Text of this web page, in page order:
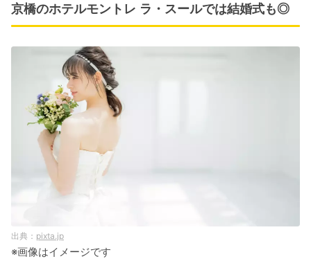
京橋のホテルモントレ ラ・スールでは結婚式も◎
pixta.jp
※画像はイメージです